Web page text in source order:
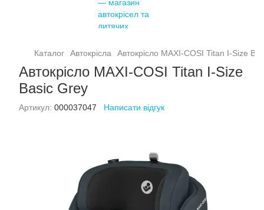
Каталог Автокрісла Автокрісло MAXI-COSI Titan I-Size
Автокрісло MAXI-COSI Titan I-Size
Basic Grey
Артикул: 000037047 Написати відгук